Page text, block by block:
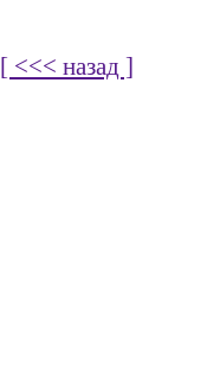
[ <<< назад ]